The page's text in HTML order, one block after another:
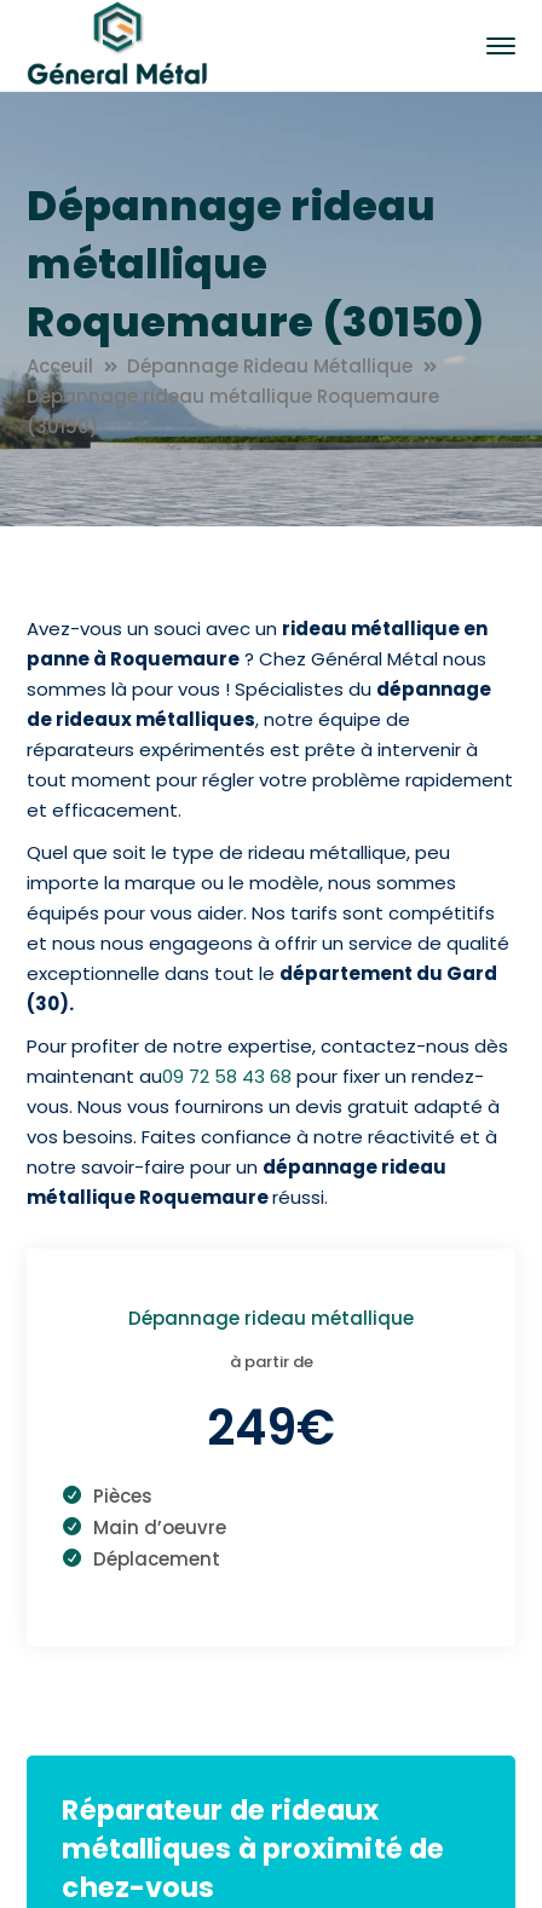
Dépannage rideau
métallique
Roquemaure (30150)
Acceuil
Dépannage Rideau Métallique
Dépannage rideau métallique Roquemaure
(30150)
Avez-vous un souci avec un rideau métallique en
panne à Roquemaure? Chez Général Métal nous
sommes là pour vous ! Spécialistes du dépannage
de rideaux métalliques, notre équipe de
réparateurs expérimentés est prête à intervenir à
tout moment pour régler votre problème rapidement
et efficacement.
Quel que soit le type de rideau métallique, peu
importe la marque ou le modèle, nous sommes
équipés pour vous aider. Nos tarifs sont compétitifs
et nous nous engageons à offrir un service de qualité
exceptionnelle dans tout le département du Gard
(30).
Pour profiter de notre expertise, contactez-nous dès
maintenant au09 72 58 43 68 pour fixer un rendez-
vous. Nous vous fournirons un devis gratuit adapté à
vos besoins. Faites confiance à notre réactivité et à
notre savoir-faire pour un dépannage rideau
métallique Roquemaureréussi.
Dépannage rideau métallique
à partir de
249€
Pièces
Main d’oeuvre
Déplacement
Réparateur de rideaux
métalliques à proximité de
chez-vous